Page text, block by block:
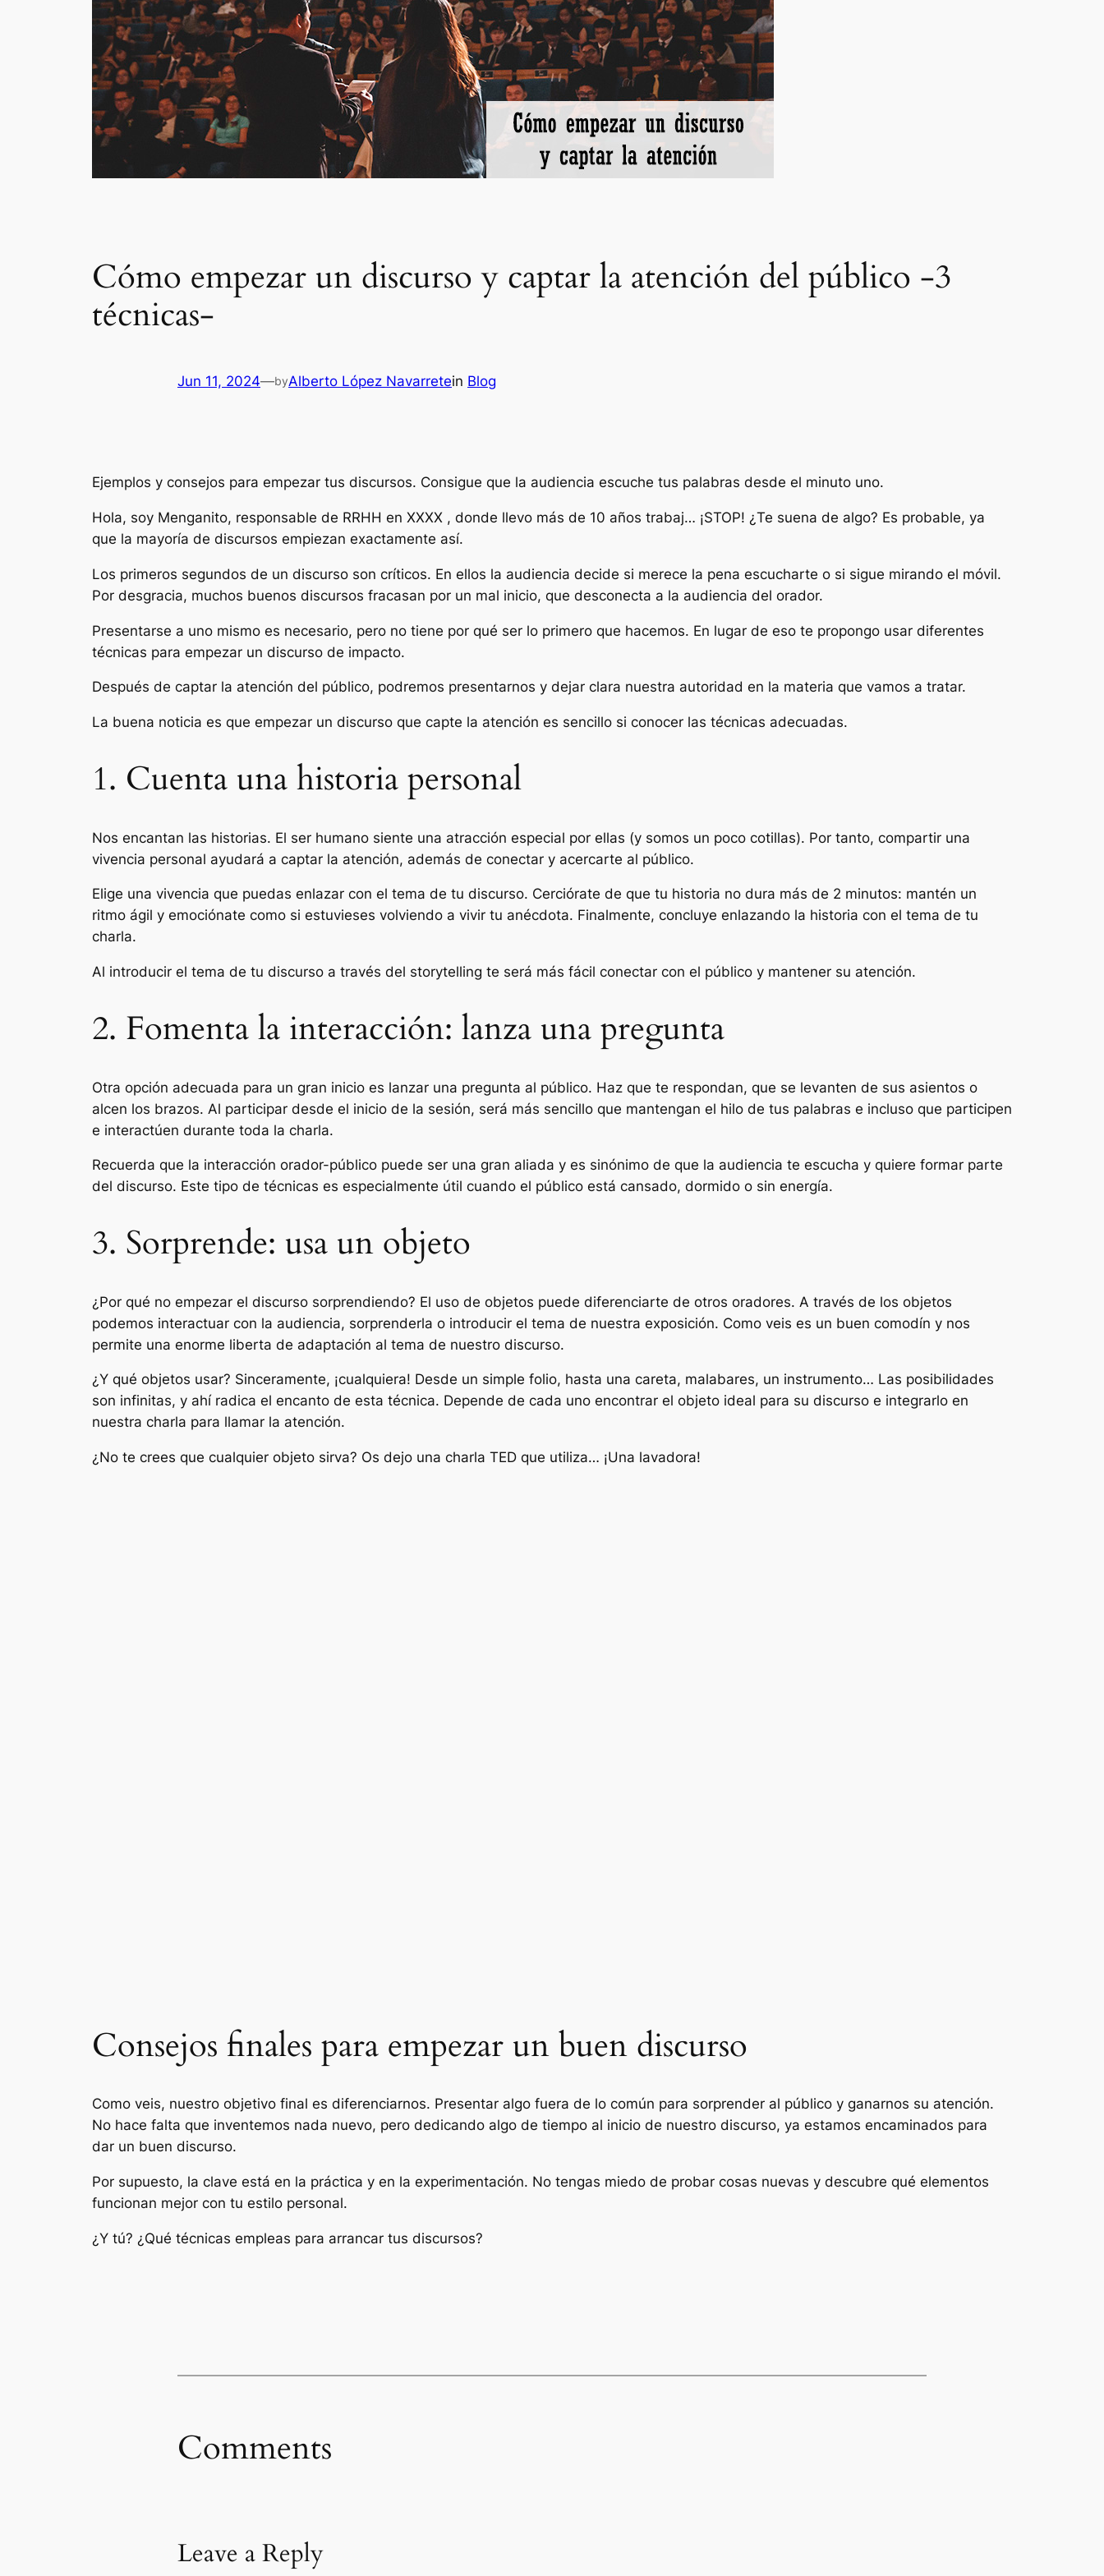
Cómo empezar un discurso y captar la atención del público -3
técnicas-
Jun 11, 2024—byAlberto López Navarretein Blog
Ejemplos y consejos para empezar tus discursos. Consigue que la audiencia escuche tus palabras desde el minuto uno.
Hola, soy Menganito, responsable de RRHH en XXXX , donde llevo más de 10 años trabaj… ¡STOP! ¿Te suena de algo? Es probable, ya
que la mayoría de discursos empiezan exactamente así.
Los primeros segundos de un discurso son críticos. En ellos la audiencia decide si merece la pena escucharte o si sigue mirando el móvil.
Por desgracia, muchos buenos discursos fracasan por un mal inicio, que desconecta a la audiencia del orador.
Presentarse a uno mismo es necesario, pero no tiene por qué ser lo primero que hacemos. En lugar de eso te propongo usar diferentes
técnicas para empezar un discurso de impacto.
Después de captar la atención del público, podremos presentarnos y dejar clara nuestra autoridad en la materia que vamos a tratar.
La buena noticia es que empezar un discurso que capte la atención es sencillo si conocer las técnicas adecuadas.
1. Cuenta una historia personal
Nos encantan las historias. El ser humano siente una atracción especial por ellas (y somos un poco cotillas). Por tanto, compartir una
vivencia personal ayudará a captar la atención, además de conectar y acercarte al público.
Elige una vivencia que puedas enlazar con el tema de tu discurso. Cerciórate de que tu historia no dura más de 2 minutos: mantén un
ritmo ágil y emociónate como si estuvieses volviendo a vivir tu anécdota. Finalmente, concluye enlazando la historia con el tema de tu
charla.
Al introducir el tema de tu discurso a través del storytelling te será más fácil conectar con el público y mantener su atención.
2. Fomenta la interacción: lanza una pregunta
Otra opción adecuada para un gran inicio es lanzar una pregunta al público. Haz que te respondan, que se levanten de sus asientos o
alcen los brazos. Al participar desde el inicio de la sesión, será más sencillo que mantengan el hilo de tus palabras e incluso que participen
e interactúen durante toda la charla.
Recuerda que la interacción orador-público puede ser una gran aliada y es sinónimo de que la audiencia te escucha y quiere formar parte
del discurso. Este tipo de técnicas es especialmente útil cuando el público está cansado, dormido o sin energía.
3. Sorprende: usa un objeto
¿Por qué no empezar el discurso sorprendiendo? El uso de objetos puede diferenciarte de otros oradores. A través de los objetos
podemos interactuar con la audiencia, sorprenderla o introducir el tema de nuestra exposición. Como veis es un buen comodín y nos
permite una enorme liberta de adaptación al tema de nuestro discurso.
¿Y qué objetos usar? Sinceramente, ¡cualquiera! Desde un simple folio, hasta una careta, malabares, un instrumento… Las posibilidades
son infinitas, y ahí radica el encanto de esta técnica. Depende de cada uno encontrar el objeto ideal para su discurso e integrarlo en
nuestra charla para llamar la atención.
¿No te crees que cualquier objeto sirva? Os dejo una charla TED que utiliza… ¡Una lavadora!
Consejos finales para empezar un buen discurso
Como veis, nuestro objetivo final es diferenciarnos. Presentar algo fuera de lo común para sorprender al público y ganarnos su atención.
No hace falta que inventemos nada nuevo, pero dedicando algo de tiempo al inicio de nuestro discurso, ya estamos encaminados para
dar un buen discurso.
Por supuesto, la clave está en la práctica y en la experimentación. No tengas miedo de probar cosas nuevas y descubre qué elementos
funcionan mejor con tu estilo personal.
¿Y tú? ¿Qué técnicas empleas para arrancar tus discursos?
Comments
Leave a Reply